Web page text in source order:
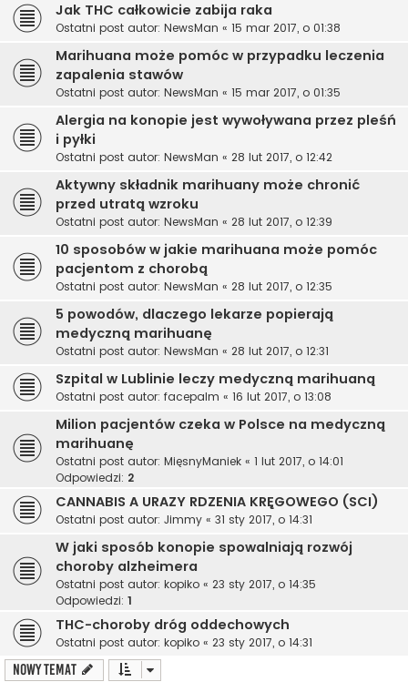
Jak THC całkowicie zabija raka
Ostatni post autor: NewsMan « 15 mar 2017, o 01:38
Marihuana może pomóc w przypadku leczenia
zapalenia stawów
Ostatni post autor: NewsMan « 15 mar 2017, o 01:35
Alergia na konopie jest wywoływana przez pleśń
i pyłki
Ostatni post autor: NewsMan « 28 lut 2017, o 12:42
Aktywny składnik marihuany może chronić
przed utratą wzroku
Ostatni post autor: NewsMan « 28 lut 2017, o 12:39
10 sposobów w jakie marihuana może pomóc
pacjentom z chorobą
Ostatni post autor: NewsMan « 28 lut 2017, o 12:35
5 powodów, dlaczego lekarze popierają
medyczną marihuanę
Ostatni post autor: NewsMan « 28 lut 2017, o 12:31
Szpital w Lublinie leczy medyczną marihuaną
Ostatni post autor: facepalm « 16 lut 2017, o 13:08
Milion pacjentów czeka w Polsce na medyczną
marihuanę
Ostatni post autor: MięsnyManiek « 1 lut 2017, o 14:01
Odpowiedzi: 2
CANNABIS A URAZY RDZENIA KRĘGOWEGO (SCI)
Ostatni post autor: Jimmy « 31 sty 2017, o 14:31
W jaki sposób konopie spowalniają rozwój
choroby alzheimera
Ostatni post autor: kopiko « 23 sty 2017, o 14:35
Odpowiedzi: 1
THC-choroby dróg oddechowych
Ostatni post autor: kopiko « 23 sty 2017, o 14:31
NOWY TEMAT